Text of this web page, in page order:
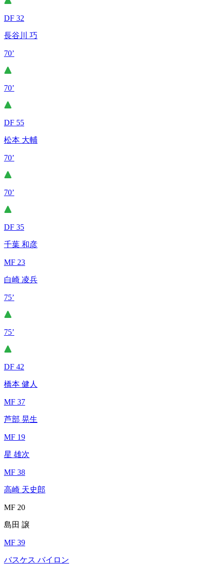
DF 32
長谷川 巧
70’
70’
DF 55
松本 大輔
70’
70’
DF 35
千葉 和彦
MF 23
白崎 凌兵
75’
75’
DF 42
橋本 健人
MF 37
芦部 晃生
MF 19
星 雄次
MF 38
高崎 天史郎
MF 20
島田 譲
MF 39
バスケス バイロン